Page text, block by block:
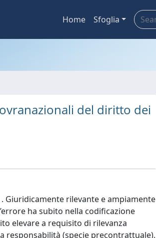
Home Sfoglia
del diritto dei
Giuridicamente rilevante e ampiamente
ha subito nella codificazione
elevare a requisito di rilevanza
responsabilità (specie precontrattuale).